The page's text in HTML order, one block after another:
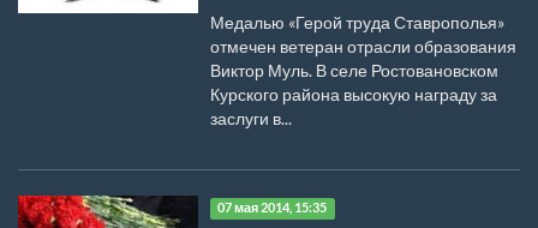
Медалью «Герой труда Ставрополья»
отмечен ветеран отрасли образования
Виктор Муль. В селе Ростовановском
Курского района высокую награду за
заслуги в...
07 мая 2014, 15:35